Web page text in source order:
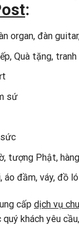
:
organ, đàn
Quà tặng,
sứ
tượng Phật,
áo đầm, váy, đồ
cấp dịch vụ
khách yêu